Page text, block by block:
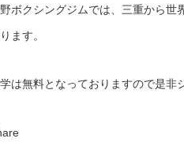
ボクシングジムでは、三重から世
ます。
学は無料となっておりますので是非